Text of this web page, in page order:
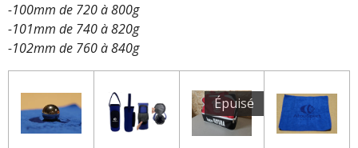
-100mm de 720 à 800g
-101mm de 740 à 820g
-102mm de 760 à 840g
Épuisé